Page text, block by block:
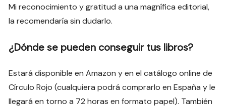
Mi reconocimiento y gratitud a una magnífica editorial,
la recomendaría sin dudarlo.
¿Dónde se pueden conseguir tus libros?
Estará disponible en Amazon y en el catálogo online de
Círculo Rojo (cualquiera podrá comprarlo en España y le
llegará en torno a 72 horas en formato papel). También